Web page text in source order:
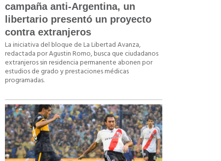
campaña anti-Argentina, un
libertario presentó un proyecto
contra extranjeros
La iniciativa del bloque de La Libertad Avanza,
redactada por Agustin Romo, busca que ciudadanos
extranjeros sin residencia permanente abonen por
estudios de grado y prestaciones médicas
programadas.